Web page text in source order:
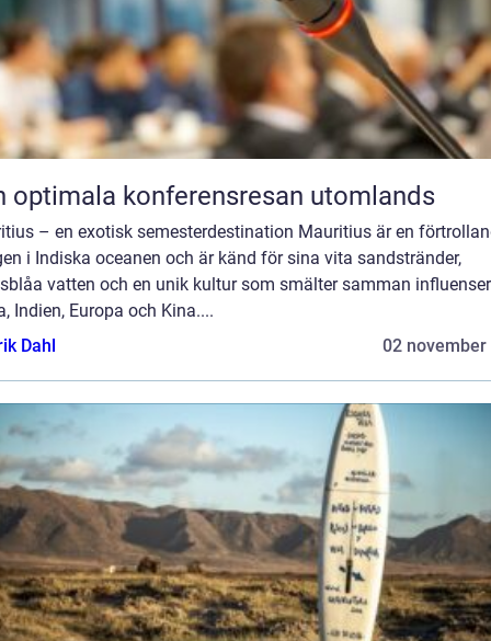
optimala konferensresan utomlands
– en exotisk semesterdestination Mauritius är en
i Indiska oceanen och är känd för sina vita sandstränder,
vatten och en unik kultur som smälter samman
Indien, Europa och Kina....
Dahl
02 november